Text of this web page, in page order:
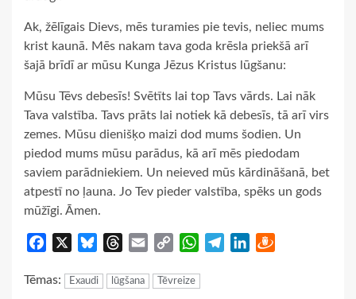
Ak, žēlīgais Dievs, mēs turamies pie tevis, neliec mums
krist kaunā. Mēs nakam tava goda krēsla priekšā arī
šajā brīdī ar mūsu Kunga Jēzus Kristus lūgšanu:
Mūsu Tēvs debesīs! Svētīts lai top Tavs vārds. Lai nāk
Tava valstība. Tavs prāts lai notiek kā debesīs, tā arī virs
zemes. Mūsu dienišķo maizi dod mums šodien. Un
piedod mums mūsu parādus, kā arī mēs piedodam
saviem parādniekiem. Un neieved mūs kārdināšanā, bet
atpestī no ļauna. Jo Tev pieder valstība, spēks un gods
mūžīgi. Āmen.
Facebook BlueskyThreads
Email
Copy
WhatsApp
TelegramLinkedIn
Tēmas: Exaudi lūgšana Tēvreize